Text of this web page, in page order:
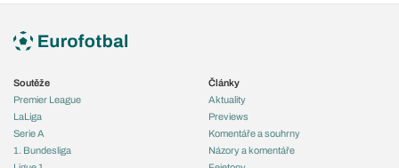
Soutěže
Premier League
LaLiga
Serie A
1. Bundesliga
Články
Aktuality
Previews
Komentáře a souhrny
Názory a komentáře